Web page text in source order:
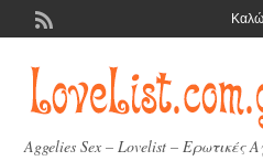
Aggelies Sex – Lovelist – Ερωτικές